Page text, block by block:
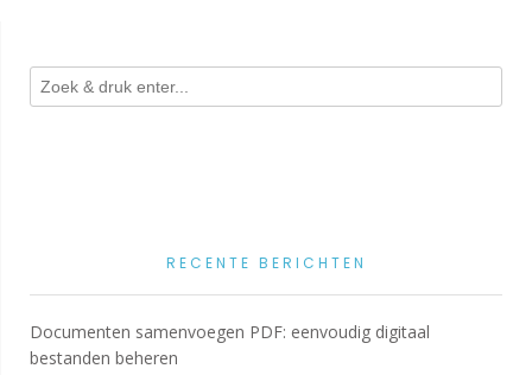
RECENTE BERICHTEN
Documenten samenvoegen PDF: eenvoudig digitaal
bestanden beheren